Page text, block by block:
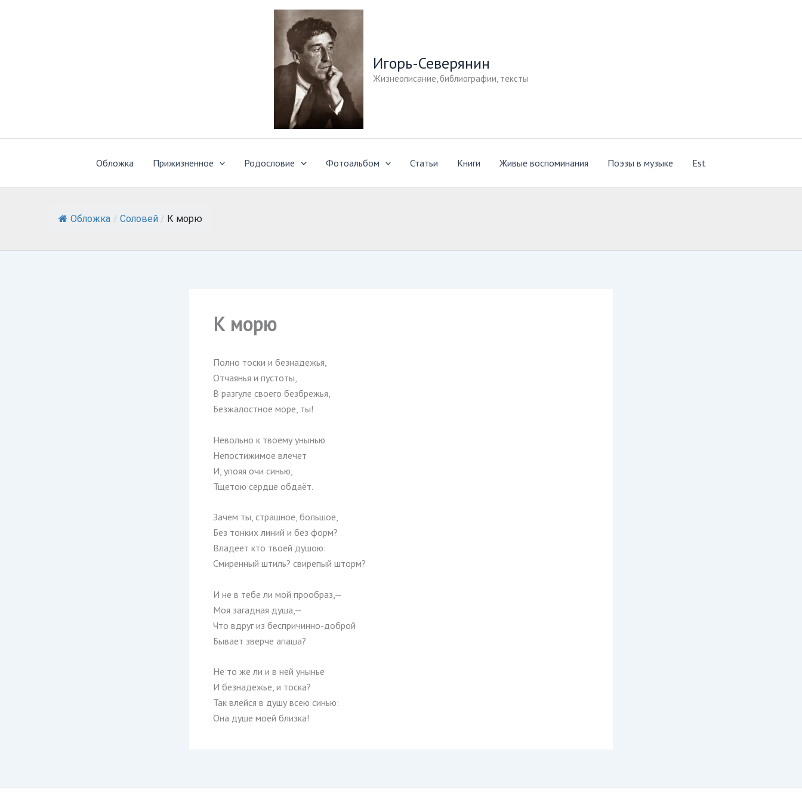
Игорь-Северянин
Жизнеописание, библиографии, тексты
Обложка Прижизненное Родословие Фотоальбом Статьи Книги Живые воспоминания Поэзы в музыке Est
Обложка / Соловей / К морю
К морю
Полно тоски и безнадежья,
Отчаянья и пустоты,
В разгуле своего безбрежья,
Безжалостное море, ты!
Невольно к твоему унынью
Непостижимое влечет
И, упояя очи синью,
Тщетою сердце обдаёт.
Зачем ты, страшное, большое,
Без тонких линий и без форм?
Владеет кто твоей душою:
Смиренный штиль? свирепый шторм?
И не в тебе ли мой прообраз,—
Моя загадная душа,—
Что вдруг из беспричинно-доброй
Бывает зверче апаша?
Не то же ли и в ней унынье
И безнадежье, и тоска?
Так влейся в душу всею синью:
Она душе моей близка!